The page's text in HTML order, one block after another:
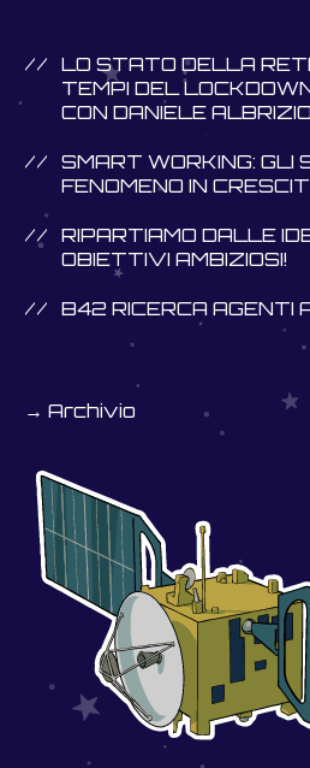
LO STATO DELLA
TEMPI DEL
CON DANIELE ALBRIZIO
SMART WORKING: GLI
FENOMENO IN
RIPARTIAMO DALLE
OBIETTIVI AMBIZIOSI!
B42 RICERCA AGENTI
→ Archivio